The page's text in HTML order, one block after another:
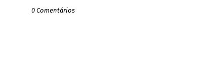
0 Comentários